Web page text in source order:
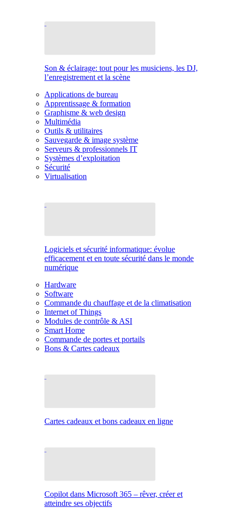
Son & éclairage: tout pour les musiciens, les DJ,
l’enregistrement et la scène
Applications de bureau
Apprentissage & formation
Graphisme & web design
Multimédia
Outils & utilitaires
Sauvegarde & image système
Serveurs & professionnels IT
Systèmes d’exploitation
Sécurité
Virtualisation
Logiciels et sécurité informatique: évolue
efficacement et en toute sécurité dans le monde
numérique
Hardware
Software
Commande du chauffage et de la climatisation
Internet of Things
Modules de contrôle & ASI
Smart Home
Commande de portes et portails
Bons & Cartes cadeaux
Cartes cadeaux et bons cadeaux en ligne
Copilot dans Microsoft 365 – rêver, créer et
atteindre ses objectifs